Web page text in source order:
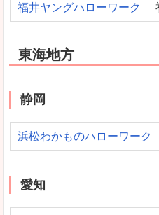
福井ヤングハローワーク
東海地方
静岡
浜松わかものハローワーク
愛知